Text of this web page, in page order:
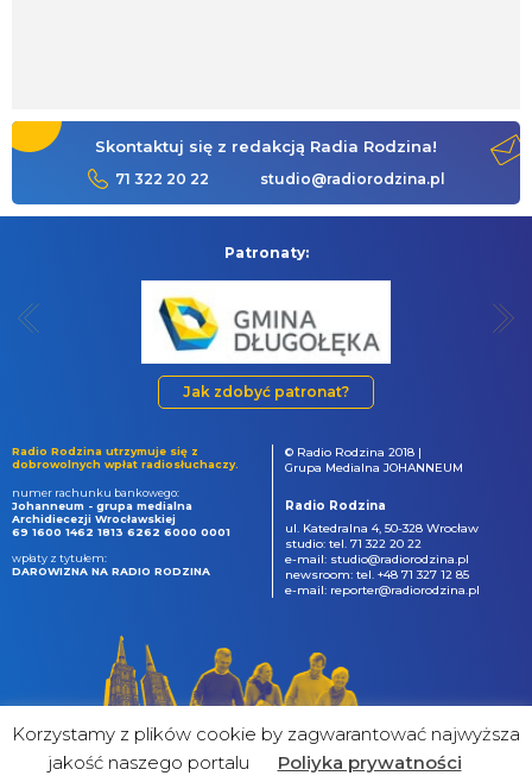
Skontaktuj się z redakcją Radia Rodzina!
71 322 20 22 studio@radiorodzina.pl
Patronaty:
Jak zdobyć patronat?
Radio Rodzina utrzymuje się z
dobrowolnych wpłat radiosłuchaczy.
numer rachunku bankowego:
Johanneum - grupa medialna
Archidiecezji Wrocławskiej
69 1600 1462 1813 6262 6000 0001
wpłaty z tytułem:
DAROWIZNA NA RADIO RODZINA
© Radio Rodzina 2018 |
Grupa Medialna JOHANNEUM
Radio Rodzina
ul. Katedralna 4, 50-328 Wrocław
studio: tel. 71 322 20 22
e-mail: studio@radiorodzina.pl
newsroom: tel. +48 71 327 12 85
e-mail: reporter@radiorodzina.pl
Korzystamy z plików cookie by zagwarantować najwyższa
jakość naszego portalu
Poliyka prywatności